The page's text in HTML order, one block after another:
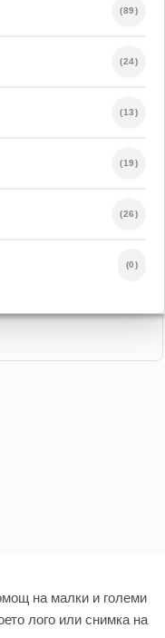
(89)
(24)
(13)
(19)
(26)
(0)
на малки и големи
лого или снимка на